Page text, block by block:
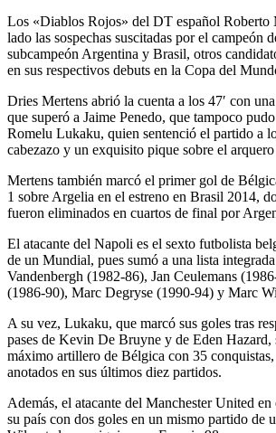
Los «Diablos Rojos» del DT español Roberto
lado las sospechas suscitadas por el campeón
subcampeón Argentina y Brasil, otros
en sus respectivos debuts en la Copa del
Dries Mertens abrió la cuenta a los 47′ con
que superó a Jaime Penedo, que tampoco
Romelu Lukaku, quien sentenció el partido a
cabezazo y un exquisito pique sobre el
Mertens también marcó el primer gol de
1 sobre Argelia en el estreno en Brasil 2014,
fueron eliminados en cuartos de final por
El atacante del Napoli es el sexto futbolista
de un Mundial, pues sumó a una lista
Vandenbergh (1982-86), Jan Ceulemans
(1986-90), Marc Degryse (1990-94) y Marc
A su vez, Lukaku, que marcó sus goles tras
pases de Kevin De Bruyne y de Eden Hazard,
máximo artillero de Bélgica con 35
anotados en sus últimos diez partidos.
Además, el atacante del Manchester United
su país con dos goles en un mismo partido de